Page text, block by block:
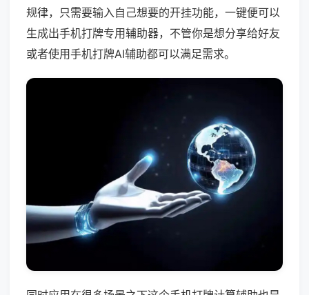
规律，只需要输入自己想要的开挂功能，一键便可以
生成出手机打牌专用辅助器，不管你是想分享给好友
或者使用手机打牌AI辅助都可以满足需求。